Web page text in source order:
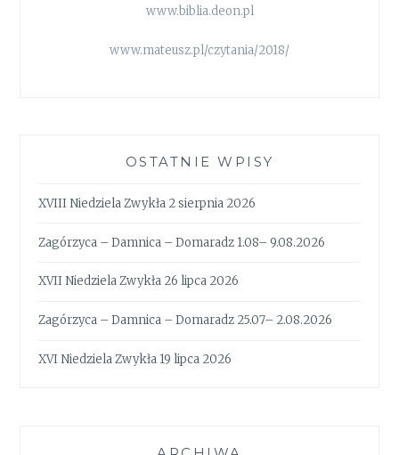
www.biblia.deon.pl
www.mateusz.pl/czytania/2018/
OSTATNIE WPISY
XVIII Niedziela Zwykła 2 sierpnia 2026
Zagórzyca – Damnica – Domaradz 1.08– 9.08.2026
XVII Niedziela Zwykła 26 lipca 2026
Zagórzyca – Damnica – Domaradz 25.07– 2.08.2026
XVI Niedziela Zwykła 19 lipca 2026